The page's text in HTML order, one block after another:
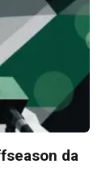
da